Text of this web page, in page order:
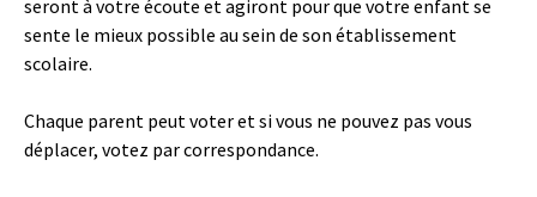
seront à votre écoute et agiront pour que votre enfant se
sente le mieux possible au sein de son établissement
scolaire.
Chaque parent peut voter et si vous ne pouvez pas vous
déplacer, votez par correspondance.